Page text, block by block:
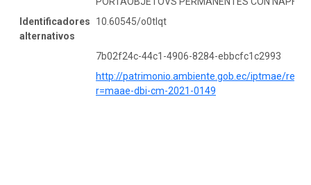
Identificadores
alternativos
10.60545/o0tlqt
7b02f24c-44c1-4906-8284-ebbcfc1c2993
http://patrimonio.ambiente.gob.ec/iptmae/
r=maae-dbi-cm-2021-0149